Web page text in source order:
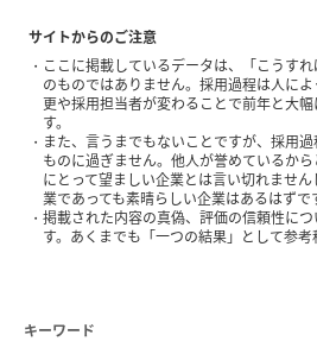
サイトからのご注意
ここに掲載しているデータは、「こうす
のものではありません。採用過程は人に
更や採用担当者が変わることで前年と大
す。
また、言うまでもないことですが、採用
ものに過ぎません。他人が誉めているか
にとって望ましい企業とは言い切れませ
業であっても素晴らしい企業はあるはずで
掲載された内容の真偽、評価の信頼性に
す。あくまでも「一つの結果」として参考
キーワード